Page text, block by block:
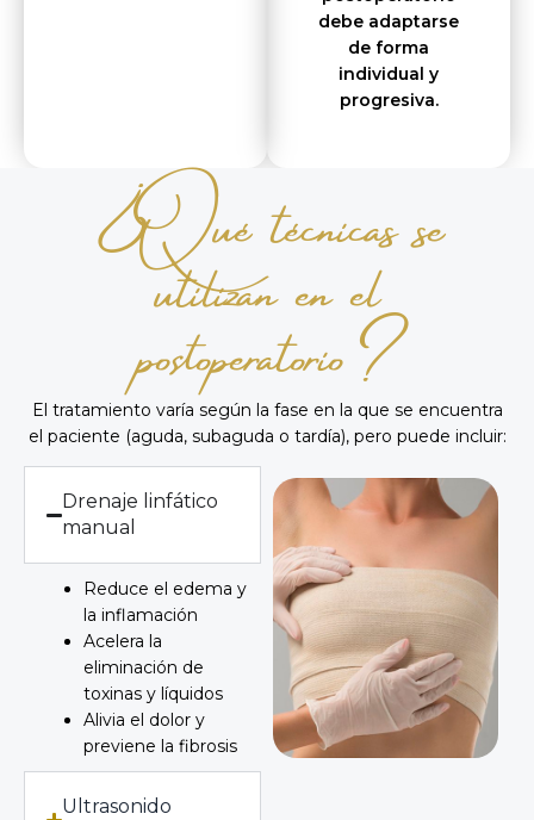
debe adaptarse
de forma
individual y
progresiva.
¿Qué técnicas se
utilizan en el
postoperatorio?
El tratamiento varía según la fase en la que se encuentra
el paciente (aguda, subaguda o tardía), pero puede incluir:
Drenaje linfático
manual
Reduce el edema y
la inflamación
Acelera la
eliminación de
toxinas y líquidos
Alivia el dolor y
previene la fibrosis
Ultrasonido